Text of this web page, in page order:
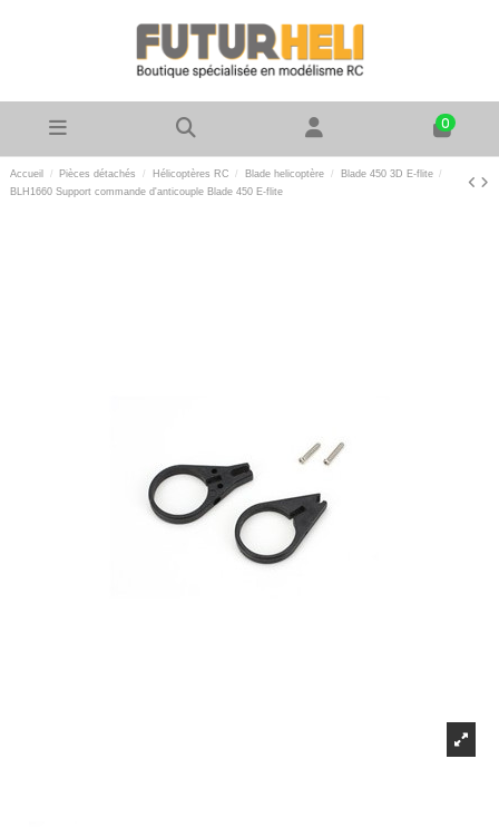
0
Accueil Pièces détachés Hélicoptères RC Blade helicoptère
Blade 450 3D E-flite
BLH1660 Support commande d'anticouple Blade 450 E-flite